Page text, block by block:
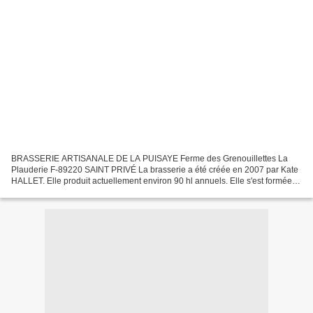
BRASSERIE ARTISANALE DE LA PUISAYE Ferme des Grenouillettes La
Plauderie F-89220 SAINT PRIVÉ La brasserie a été créée en 2007 par Kate
HALLET. Elle produit actuellement environ 90 hl annuels. Elle s'est formée